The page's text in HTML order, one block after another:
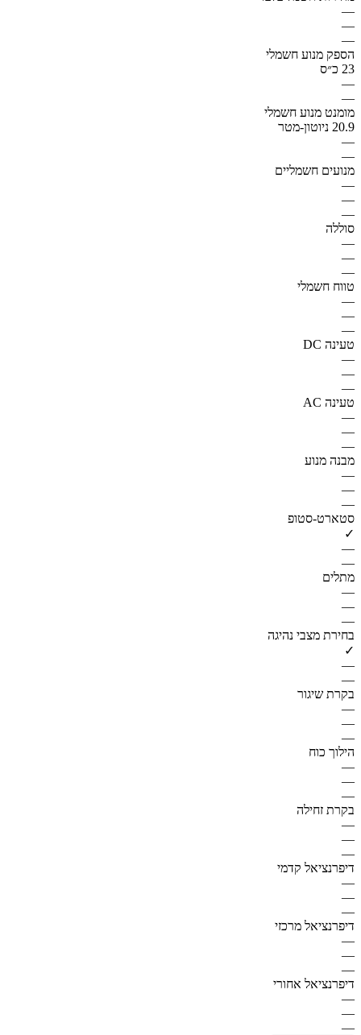
—
—
—
הספק מנוע חשמלי
23 כ״ס
—
—
מומנט מנוע חשמלי
20.9 ניוטון-מטר
—
—
מנועים חשמליים
—
—
—
סוללה
—
—
—
טווח חשמלי
—
—
—
טעינה DC
—
—
—
טעינה AC
—
—
—
מבנה מנוע
—
—
—
סטארט-סטופ
✓
—
—
מתלים
—
—
—
בחירת מצבי נהיגה
✓
—
—
בקרת שיגור
—
—
—
הילוך כוח
—
—
—
בקרת זחילה
—
—
—
דיפרנציאל קדמי
—
—
—
דיפרנציאל מרכזי
—
—
—
דיפרנציאל אחורי
—
—
—